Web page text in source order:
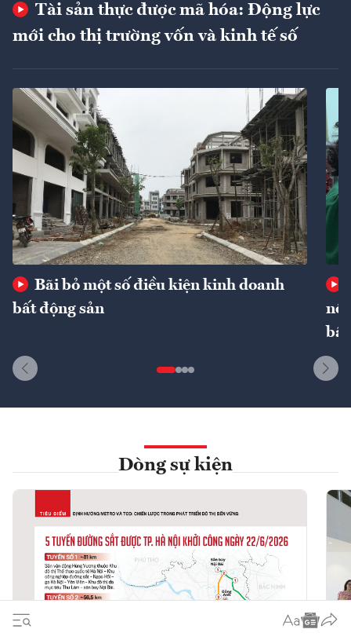
Tài sản thực được mã hóa: Động lực
mới cho thị trường vốn và kinh tế số
Bãi bỏ một số điều kiện kinh doanh
bất động sản
Dòng sự kiện